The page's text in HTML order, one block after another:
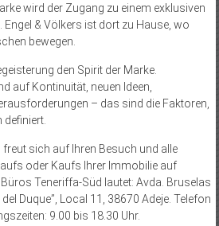
wird der Zugang zu einem exklusiven
Engel & Völkers ist dort zu Hause, wo
bewegen.
den Spirit der Marke.
auf Kontinuität, neuen Ideen,
– das sind die Faktoren,
freut sich auf Ihren Besuch und alle
oder Kaufs Ihrer Immobilie auf
Teneriffa-Süd lautet: Avda. Bruselas
Duque”, Local 11, 38670 Adeje. Telefon
9.00 bis 18.30 Uhr.